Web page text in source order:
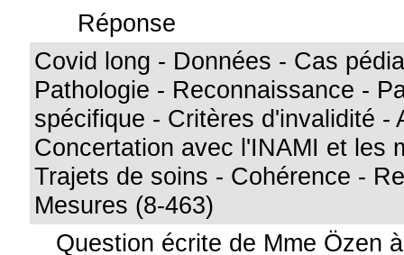
Réponse
Covid long - Données - Cas
Pathologie - Reconnaissance -
spécifique - Critères d'invalidité -
Concertation avec l'INAMI et les
Trajets de soins - Cohérence -
Mesures (8-463)
Question écrite de Mme Özen